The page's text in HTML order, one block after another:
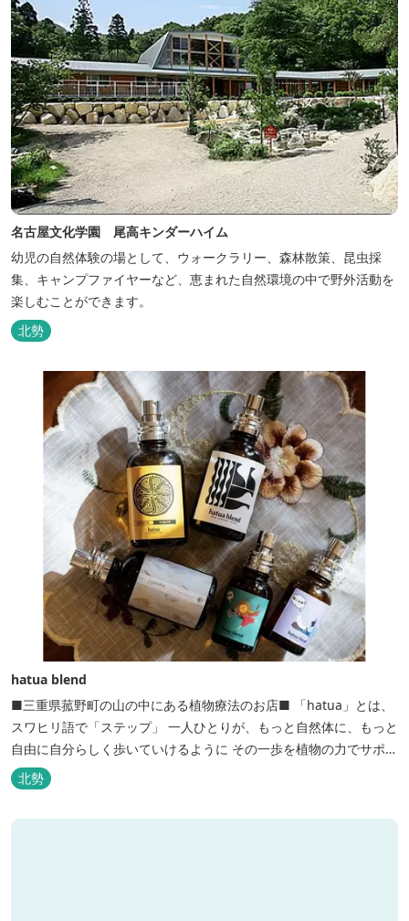
名古屋文化学園 尾高キンダーハイム
幼児の自然体験の場として、ウォークラリー、森林散策、昆虫採
集、キャンプファイヤーなど、恵まれた自然環境の中で野外活動を
楽しむことができます。
北勢
hatua blend
■三重県菰野町の山の中にある植物療法のお店■ 「hatua」とは、
スワヒリ語で「ステップ」 一人ひとりが、もっと自然体に、もっと
自由に自分らしく歩いていけるように その一歩を植物の力でサポー
トしたいという思いから生まれたお店。 黄土スチームよもぎ蒸しや
アロマの調合、季節の養生講座、アロマ講座、腸活講座、ワークシ
北勢